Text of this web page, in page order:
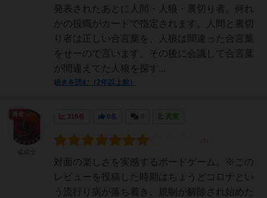
発表されたあとに人間・人狼・裏切り者。何れ
かの役職がカードで指定されます。人間と裏切
り者は正しい合言葉を、人狼は間違った合言葉
をせーので言います。その後に会議して合言葉
が間違えてた人狼を探す...
続きを読む（2年以上前）
318名 0名 充実
対面の楽しさを実感するボードゲーム。※この
レビューを投稿した時期はちょうどコロナとい
う流行り病が落ち着き、規制が解除され始めた
勇者